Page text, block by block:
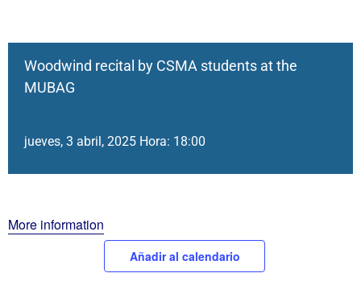
Woodwind recital by CSMA students at the
MUBAG
jueves, 3 abril, 2025 Hora: 18:00
More information
Añadir al calendario